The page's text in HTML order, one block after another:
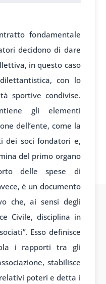
fondamentale
decidono di dare
in questo caso
dilettantistica, con lo
sportive condivise.
gli elementi
dell’ente, come la
dei soci fondatori e,
del primo organo
delle spese di
è un documento
che, ai sensi degli
Civile, disciplina in
Esso definisce
i rapporti tra gli
stabilisce
poteri e detta i